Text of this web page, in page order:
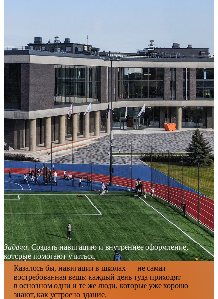
Задача.Создать навигацию и внутреннее оформление,
которые помогают учиться.
Казалось бы, навигация в школах — не самая
востребованная вещь: каждый день туда приходят
в основном одни и те же люди, которые уже хорошо
знают, как устроено здание.